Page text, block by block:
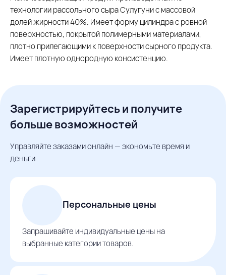
технологии рассольного сыра Сулугуни с массовой
долей жирности 40%. Имеет форму цилиндра с ровной
поверхностью, покрытой полимерными материалами,
плотно прилегающими к поверхности сырного продукта.
Имеет плотную однородную консистенцию.
Зарегистрируйтесь и получите
больше возможностей
Управляйте заказами онлайн — экономьте время и
деньги
Персональные цены
Запрашивайте индивидуальные цены на
выбранные категории товаров.